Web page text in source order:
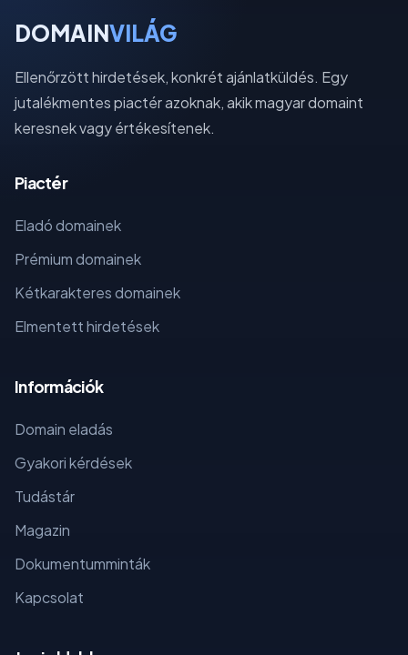
DOMAINVILÁG
Ellenőrzött hirdetések, konkrét ajánlatküldés. Egy
jutalékmentes piactér azoknak, akik magyar domaint
keresnek vagy értékesítenek.
Piactér
Eladó domainek
Prémium domainek
Kétkarakteres domainek
Elmentett hirdetések
Információk
Domain eladás
Gyakori kérdések
Tudástár
Magazin
Dokumentumminták
Kapcsolat